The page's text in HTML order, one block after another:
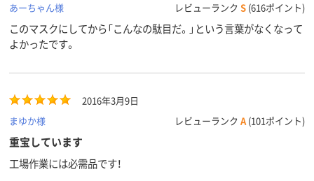
あーちゃん様
レビューランク S (616ポイント)
このマスクにしてから「こんなの駄目だ。」という言葉がなくなって
よかったです。
2016年3月9日
まゆか様
レビューランク A (101ポイント)
重宝しています
工場作業には必需品です！